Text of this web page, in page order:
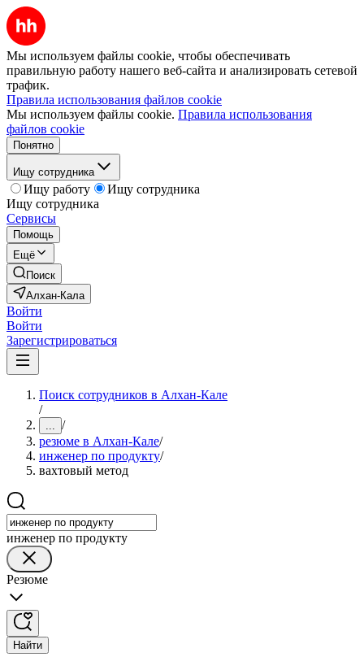
Мы используем файлы cookie, чтобы обеспечивать
правильную работу нашего веб-сайта и анализировать сетевой
трафик.
Правила использования файлов cookie
Мы используем файлы cookie. Правила использования
файлов cookie
Понятно
Ищу сотрудника
Ищу работу
Ищу сотрудника
Ищу сотрудника
Сервисы
Помощь
Ещё
Поиск
Алхан-Кала
Войти
Войти
Зарегистрироваться
Поиск сотрудников в Алхан-Кале
/
... /
резюме в Алхан-Кале/
инженер по продукту/
вахтовый метод
инженер по продукту
Резюме
Найти